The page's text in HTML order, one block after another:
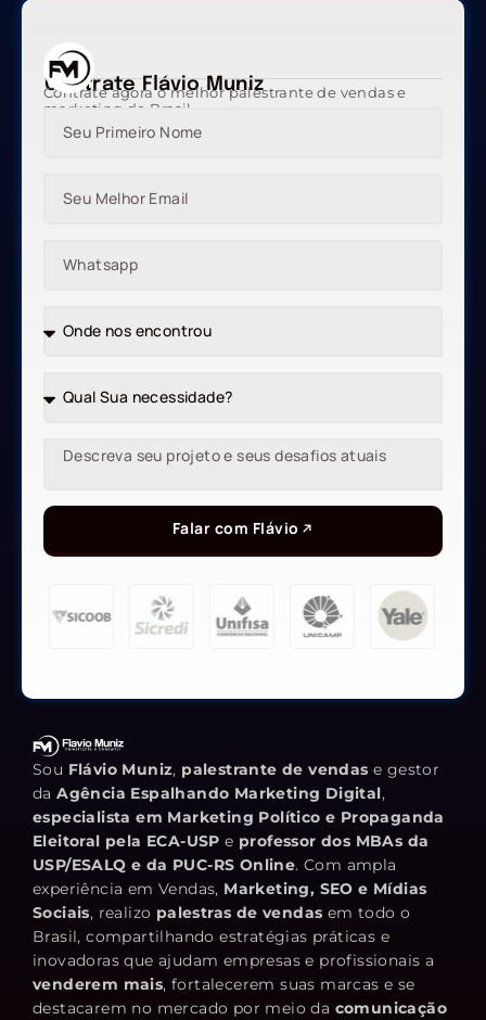
Contrate Flávio Muniz
Contrate agora o melhor palestrante de vendas e
marketing do Brasil
Falar com Flávio
Sou Flávio Muniz, palestrante de vendas e gestor
daAgência Espalhando Marketing Digital,
especialista em Marketing Político e Propaganda
Eleitoral pela ECA-USP e professor dos MBAs da
USP/ESALQ e da PUC-RS Online. Com ampla
experiência em Vendas, Marketing, SEO e Mídias
Sociais, realizo palestras de vendas em todo o
Brasil, compartilhando estratégias práticas e
inovadoras que ajudam empresas e profissionais a
venderem mais, fortalecerem suas marcas e se
destacarem no mercado por meio da comunicação